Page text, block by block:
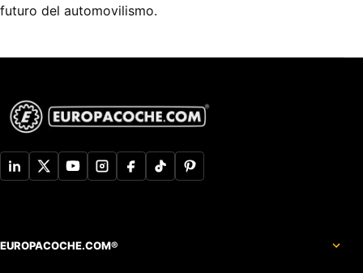
futuro del automovilismo.
EUROPACOCHE.COM®